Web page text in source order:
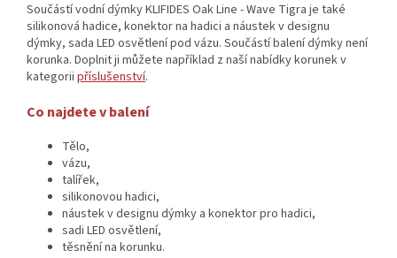
Součástí vodní dýmky KLIFIDES Oak Line - Wave Tigra je také
silikonová hadice, konektor na hadici a náustek v designu
dýmky, sada LED osvětlení pod vázu. Součástí balení dýmky není
korunka. Doplnit ji můžete například z naší nabídky korunek v
kategorii příslušenství.
Co najdete v balení
Tělo,
vázu,
talířek,
silikonovou hadici,
náustek v designu dýmky a konektor pro hadici,
sadi LED osvětlení,
těsnění na korunku.